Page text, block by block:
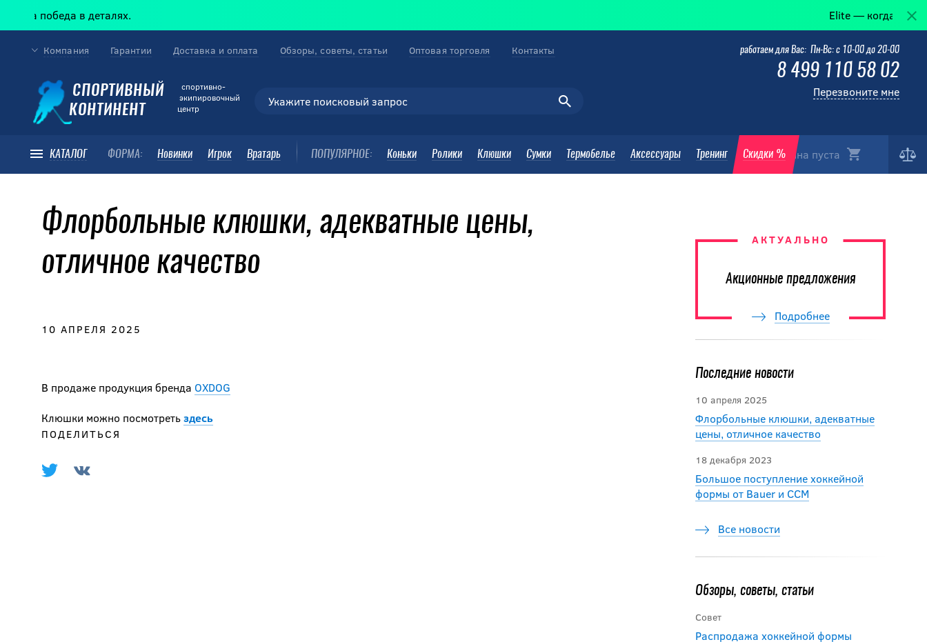
победа в деталях. Elite — когда победа в
СПОРТИВНЫЙ
КОНТИНЕНТ
cпортивно-
экипировочный
центр
Корзина пуста
КАТАЛОГ ФОРМА: Новинки Игрок Вратарь ПОПУЛЯРНОЕ: Коньки Ролики Клюшки Сумки Термобелье Аксессуары Тренинг Скидки %
Компания Гарантии Доставка и оплата Обзоры, советы, статьи Оптовая торговля Контакты работаем для Вас: Пн-Вс: с 10-00 до 20-00
8 499 110 58 02
Перезвоните мне
Флорбольные клюшки, адекватные цены,
отличное качество
10 АПРЕЛЯ 2025
В продаже продукция бренда OXDOG
Клюшки можно посмотретьздесь
ПОДЕЛИТЬСЯ
АКТУАЛЬНО
Акционные предложения
Подробнее
Последние новости
10 апреля 2025
Флорбольные клюшки, адекватные
цены, отличное качество
18 декабря 2023
Большое поступление хоккейной
формы от Bauer и ССМ
Все новости
Обзоры, советы, статьи
Совет
Распродажа хоккейной формы